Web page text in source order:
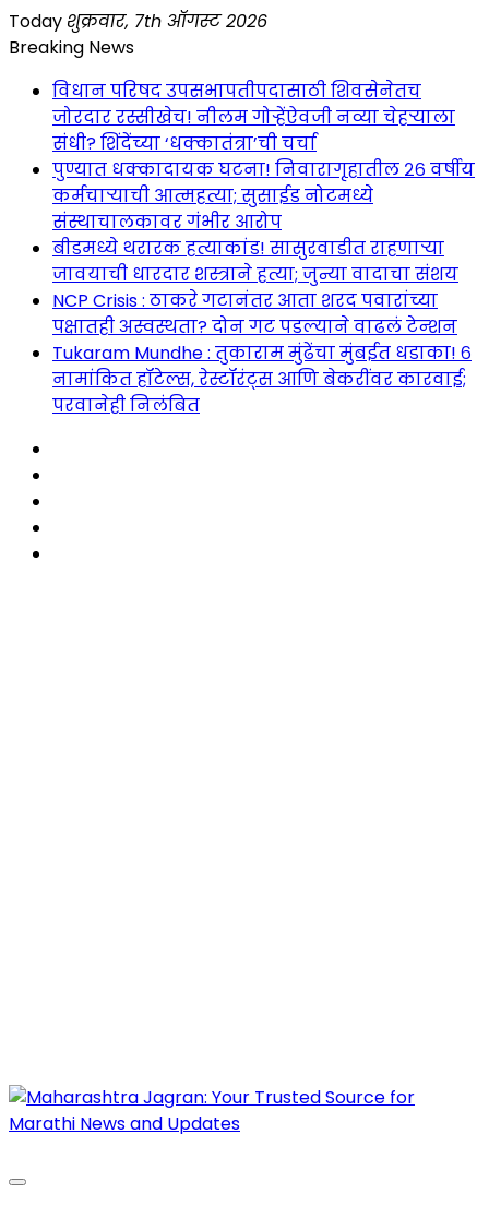
Skip
to
Today शुक्रवार, 7th ऑगस्ट 2026
Breaking News
विधान परिषद उपसभापतीपदासाठी शिवसेनेतच
जोरदार रस्सीखेच! नीलम गोऱ्हेंऐवजी नव्या चेहऱ्याला
संधी? शिंदेंच्या ‘धक्कातंत्रा’ची चर्चा
पुण्यात धक्कादायक घटना! निवारागृहातील २६ वर्षीय
कर्मचाऱ्याची आत्महत्या; सुसाईड नोटमध्ये
संस्थाचालकावर गंभीर आरोप
बीडमध्ये थरारक हत्याकांड! सासुरवाडीत राहणाऱ्या
जावयाची धारदार शस्त्राने हत्या; जुन्या वादाचा संशय
NCP Crisis : ठाकरे गटानंतर आता शरद पवारांच्या
पक्षातही अस्वस्थता? दोन गट पडल्याने वाढलं टेन्शन
Tukaram Mundhe : तुकाराम मुंढेंचा मुंबईत धडाका! ६
नामांकित हॉटेल्स, रेस्टॉरंट्स आणि बेकरींवर कारवाई;
परवानेही निलंबित
Maharashtra Jagran : Your Trusted Companion